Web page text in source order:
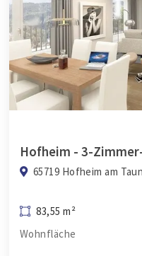
65719 Hofheim am
83,55 m²
Wohnfläche